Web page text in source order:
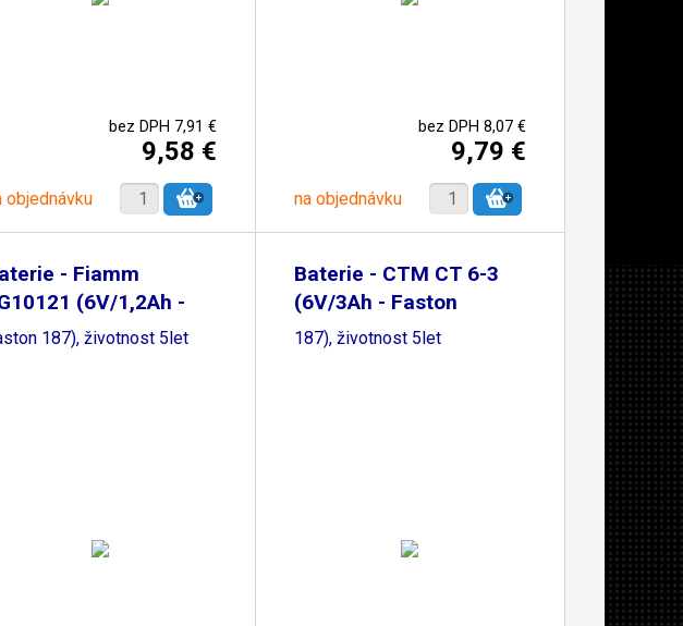
bez DPH 7,91 €
9,58 €
objednávku
bez DPH 8,07 €
9,79 €
na objednávku
- Fiamm
(6V/1,2Ah -
187), životnost 5let
Baterie - CTM CT 6-3
(6V/3Ah - Faston
187), životnost 5let